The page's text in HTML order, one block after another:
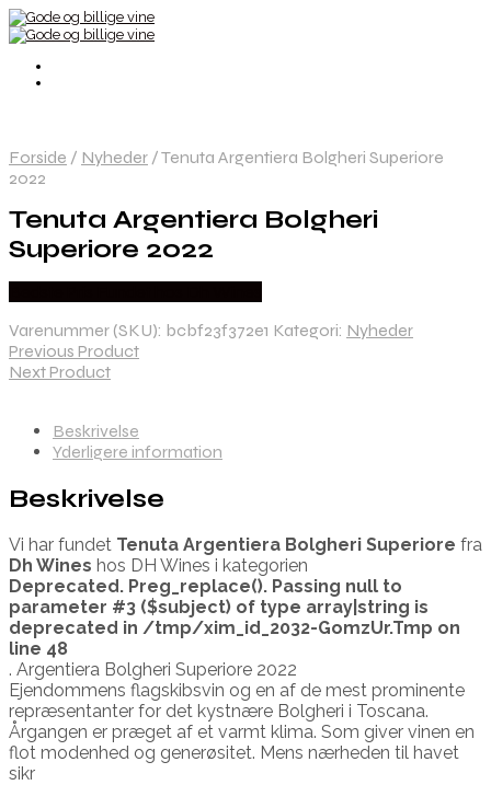
Forside / Nyheder /Tenuta Argentiera Bolgheri Superiore
2022
Tenuta Argentiera Bolgheri
Superiore 2022
Varenummer (SKU): bcbf23f372e1 Kategori: Nyheder
Previous Product
Next Product
Beskrivelse
Yderligere information
Beskrivelse
Vi har fundet Tenuta Argentiera Bolgheri Superiore fra
Dh Wines hos DH Wines i kategorien
Deprecated. Preg_replace(). Passing null to
parameter #3 ($subject) of type array|string is
deprecated in /tmp/xim_id_2032-GomzUr.Tmp on
line 48
. Argentiera Bolgheri Superiore 2022
Ejendommens flagskibsvin og en af de mest prominente
repræsentanter for det kystnære Bolgheri i Toscana.
Årgangen er præget af et varmt klima. Som giver vinen en
flot modenhed og generøsitet. Mens nærheden til havet
sikr